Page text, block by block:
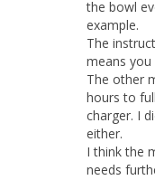
the bowl
example.
The
means you
The other
hours to
charger. I
either.
I think the
needs